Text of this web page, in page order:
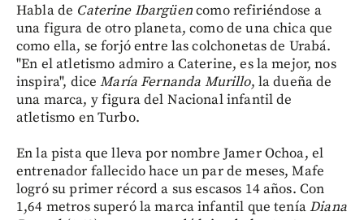
Habla de Caterine Ibargüencomo refiriéndose a
una figura de otro planeta, como de una chica que
como ella, se forjó entre las colchonetas de Urabá.
"En el atletismo admiro a Caterine, es la mejor, nos
inspira", diceMaría Fernanda Murillo, la dueña de
una marca, y figura del Nacional infantil de
atletismo en Turbo.
En la pista que lleva por nombre Jamer Ochoa, el
entrenador fallecido hace un par de meses, Mafe
logró su primer récord a sus escasos 14 años. Con
1,64 metros superó la marca infantil que teníaDiana